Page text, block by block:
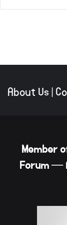
About Us|
Member
Forum —